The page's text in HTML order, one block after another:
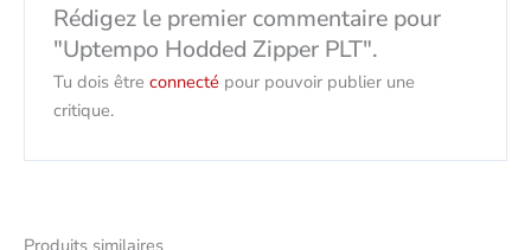
Rédigez le premier commentaire pour
"Uptempo Hodded Zipper PLT".
Tu dois êtreconnecté pour pouvoir publier une
critique.
Produits similaires